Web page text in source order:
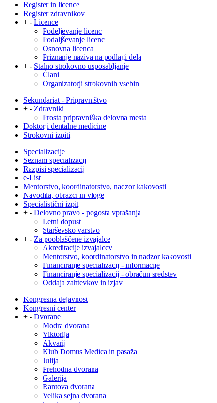
Register in licence
Register zdravnikov
+ - Licence
Podeljevanje licenc
Podaljševanje licenc
Osnovna licenca
Priznanje naziva na podlagi dela
+ - Stalno strokovno usposabljanje
Člani
Organizatorji strokovnih vsebin
Sekundariat - Pripravništvo
+ - Zdravniki
Prosta pripravniška delovna mesta
Doktorji dentalne medicine
Strokovni izpiti
Specializacije
Seznam specializacij
Razpisi specializacij
e-List
Mentorstvo, koordinatorstvo, nadzor kakovosti
Navodila, obrazci in vloge
Specialistični izpit
+ - Delovno pravo - pogosta vprašanja
Letni dopust
Starševsko varstvo
+ - Za pooblaščene izvajalce
Akreditacije izvajalcev
Mentorstvo, koordinatorstvo in nadzor kakovosti
Financiranje specializacij - informacije
Financiranje specializacij - obračun sredstev
Oddaja zahtevkov in izjav
Kongresna dejavnost
Kongresni center
+ - Dvorane
Modra dvorana
Viktorija
Akvarij
Klub Domus Medica in pasaža
Julija
Prehodna dvorana
Galerija
Rantova dvorana
Velika sejna dvorana